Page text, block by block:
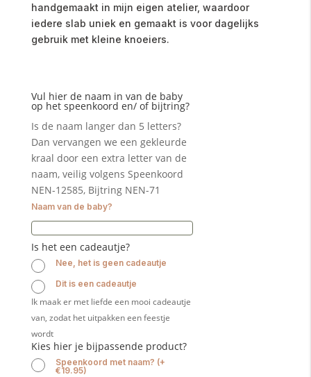
handgemaakt in mijn eigen atelier, waardoor
iedere slab uniek en gemaakt is voor dagelijks
gebruik met kleine knoeiers.
Vul hier de naam in van de baby
op het speenkoord en/ of bijtring?
Is de naam langer dan 5 letters?
Dan vervangen we een gekleurde
kraal door een extra letter van de
naam, veilig volgens Speenkoord
NEN-12585, Bijtring NEN-71
Naam van de baby?
Is het een cadeautje?
Nee, het is geen cadeautje
Dit is een cadeautje
Ik maak er met liefde een mooi cadeautje
van, zodat het uitpakken een feestje
wordt
Kies hier je bijpassende product?
Speenkoord met naam? (+
€19.95)